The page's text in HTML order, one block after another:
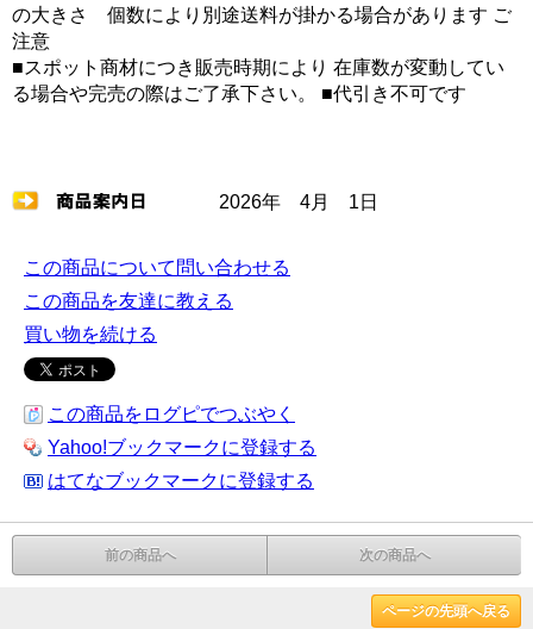
の大きさ 個数により別途送料が掛かる場合があります ご
注意
■スポット商材につき販売時期により 在庫数が変動してい
る場合や完売の際はご了承下さい。 ■代引き不可です
2026年 4月 1日
この商品について問い合わせる
この商品を友達に教える
買い物を続ける
この商品をログピでつぶやく
Yahoo!ブックマークに登録する
はてなブックマークに登録する
前の商品へ 次の商品へ
ページの先頭へ戻る